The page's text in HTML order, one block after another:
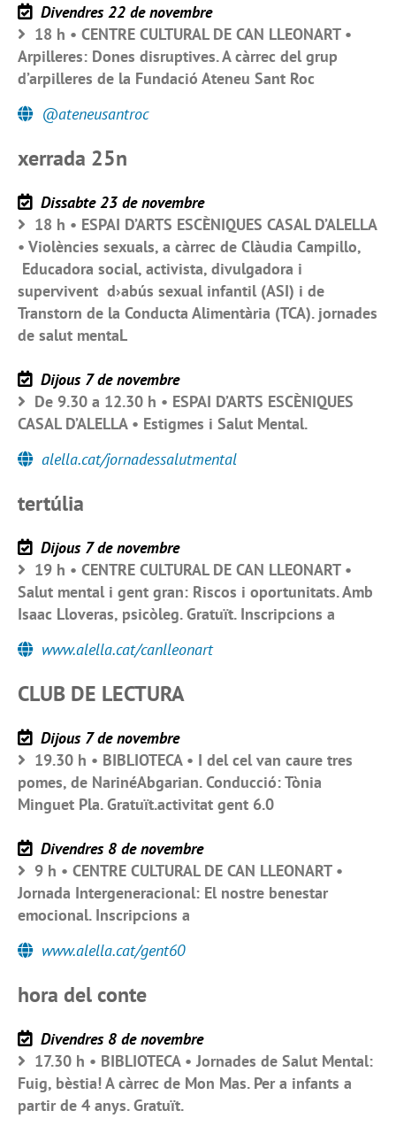
Divendres 22 de novembre
18 h • CENTRE CULTURAL DE CAN LLEONART •
Arpilleres: Dones disruptives. A càrrec del grup
d’arpilleres de la Fundació Ateneu Sant Roc
@ateneusantroc
xerrada 25n
Dissabte 23 de novembre
18 h • ESPAI D’ARTS ESCÈNIQUES CASAL D’ALELLA
• Violències sexuals, a càrrec de Clàudia Campillo,
Educadora social, activista, divulgadora i
supervivent d›abús sexual infantil (ASI) i de
Transtorn de la Conducta Alimentària (TCA). jornades
de salut mentaL
Dijous 7 de novembre
De 9.30 a 12.30 h • ESPAI D’ARTS ESCÈNIQUES
CASAL D’ALELLA • Estigmes i Salut Mental.
alella.cat/jornadessalutmental
tertúlia
Dijous 7 de novembre
19 h • CENTRE CULTURAL DE CAN LLEONART •
Salut mental i gent gran: Riscos i oportunitats. Amb
Isaac Lloveras, psicòleg. Gratuït. Inscripcions a
www.alella.cat/canlleonart
CLUB DE LECTURA
Dijous 7 de novembre
19.30 h • BIBLIOTECA • I del cel van caure tres
pomes, de NarinéAbgarian. Conducció: Tònia
Minguet Pla. Gratuït.activitat gent 6.0
Divendres 8 de novembre
9 h • CENTRE CULTURAL DE CAN LLEONART •
Jornada Intergeneracional: El nostre benestar
emocional. Inscripcions a
www.alella.cat/gent60
hora del conte
Divendres 8 de novembre
17.30 h • BIBLIOTECA • Jornades de Salut Mental:
Fuig, bèstia! A càrrec de Mon Mas. Per a infants a
partir de 4 anys. Gratuït.